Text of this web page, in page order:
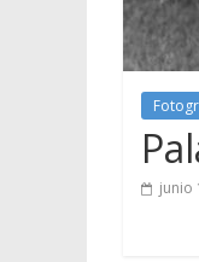
junio